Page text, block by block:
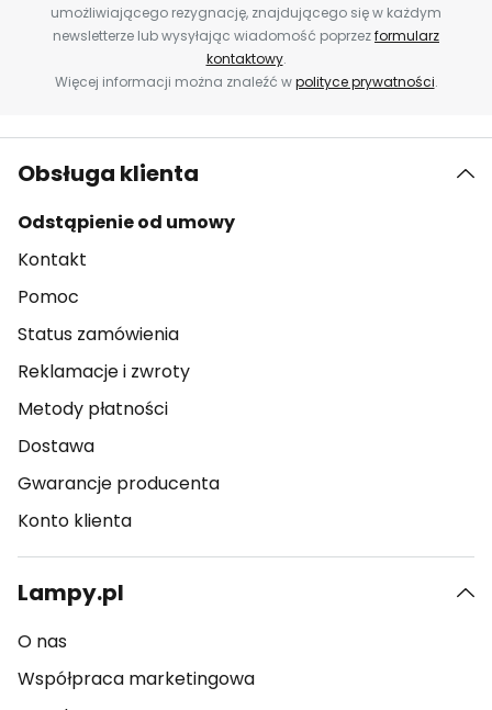
umożliwiającego rezygnację, znajdującego się w każdym
newsletterze lub wysyłając wiadomość poprzezformularz
kontaktowy.
Więcej informacji można znaleźć wpolityce prywatności.
Obsługa klienta
Odstąpienie od umowy
Kontakt
Pomoc
Status zamówienia
Reklamacje i zwroty
Metody płatności
Dostawa
Gwarancje producenta
Konto klienta
Lampy.pl
O nas
Współpraca marketingowa